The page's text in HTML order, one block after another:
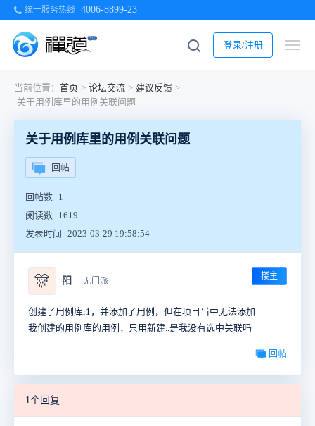
统一服务热线 4006-8899-23
登录/注册
当前位置： 首页 > 论坛交流 > 建议反馈 >
关于用例库里的用例关联问题
关于用例库里的用例关联问题
回帖
回帖数 1
阅读数 1619
发表时间
2023-03-29 19:58:54
🎊 阳 无门派 楼主
创建了用例库r1，并添加了用例，但在项目当中无法添加
我创建的用例库的用例，只用新建..是我没有选中关联吗
回帖
1个回复